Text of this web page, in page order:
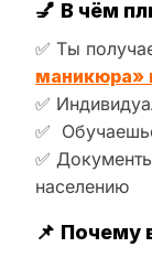
💅 В чём
✅ Ты
маникюра»
✅
✅
✅
населению
📌 Почему